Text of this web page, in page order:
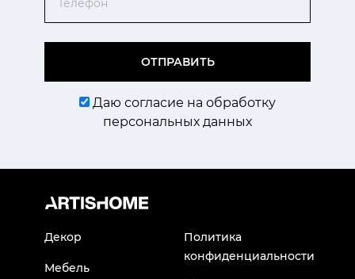
ОТПРАВИТЬ
Даю согласие на обработку
персональных данных
Декор
Мебель
Политика
конфиденциальности